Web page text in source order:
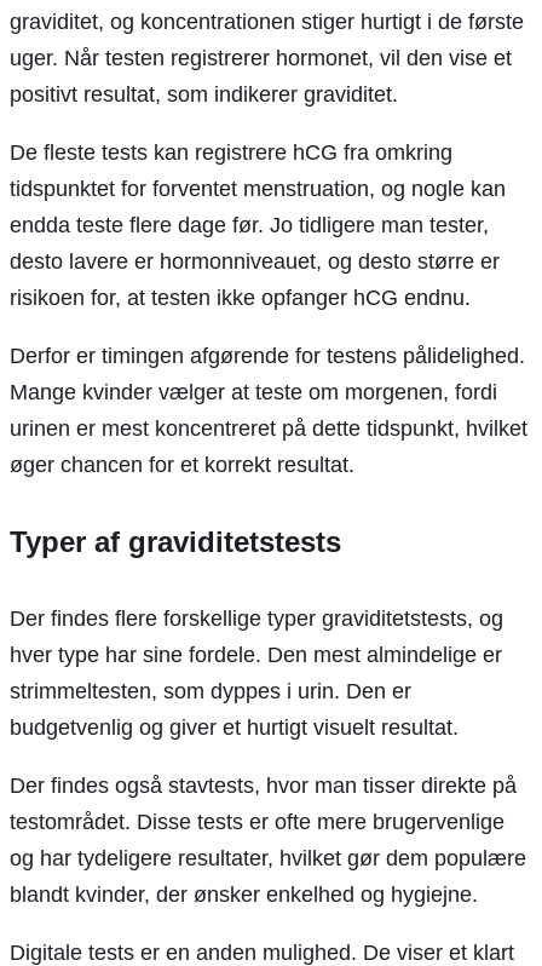
graviditet, og koncentrationen stiger hurtigt i de første
uger. Når testen registrerer hormonet, vil den vise et
positivt resultat, som indikerer graviditet.
De fleste tests kan registrere hCG fra omkring
tidspunktet for forventet menstruation, og nogle kan
endda teste flere dage før. Jo tidligere man tester,
desto lavere er hormonniveauet, og desto større er
risikoen for, at testen ikke opfanger hCG endnu.
Derfor er timingen afgørende for testens pålidelighed.
Mange kvinder vælger at teste om morgenen, fordi
urinen er mest koncentreret på dette tidspunkt, hvilket
øger chancen for et korrekt resultat.
Typer af graviditetstests
Der findes flere forskellige typer graviditetstests, og
hver type har sine fordele. Den mest almindelige er
strimmeltesten, som dyppes i urin. Den er
budgetvenlig og giver et hurtigt visuelt resultat.
Der findes også stavtests, hvor man tisser direkte på
testområdet. Disse tests er ofte mere brugervenlige
og har tydeligere resultater, hvilket gør dem populære
blandt kvinder, der ønsker enkelhed og hygiejne.
Digitale tests er en anden mulighed. De viser et klart